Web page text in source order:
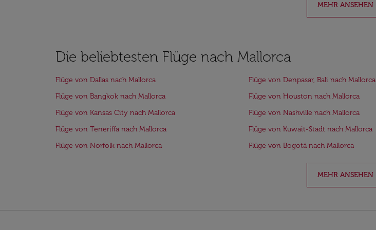
MEHR ANSEHEN
Die beliebtesten Flüge nach Mallorca
Flüge von Dallas nach Mallorca Flüge von Denpasar, Bali nach Mallorca
Flüge von Bangkok nach Mallorca
Flüge von Houston nach Mallorca
Flüge von Kansas City nach Mallorca
Flüge von Nashville nach Mallorca
Flüge von Teneriffa nach Mallorca
Flüge von Kuwait-Stadt nach Mallorca
Flüge von Norfolk nach Mallorca
Flüge von Bogotá nach Mallorca
MEHR ANSEHEN